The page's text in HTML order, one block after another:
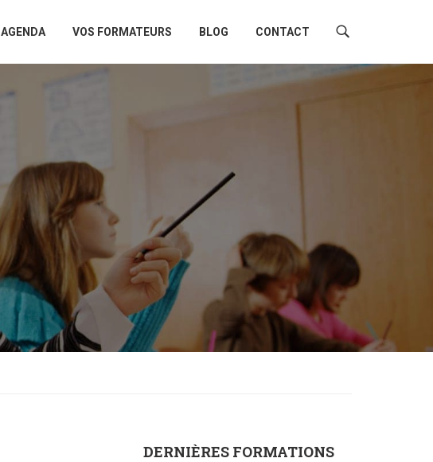
AGENDA VOS FORMATEURS BLOG CONTACT
DERNIÈRES FORMATIONS